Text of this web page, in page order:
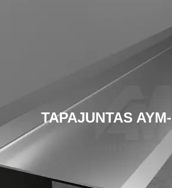
TAPAJUNTAS